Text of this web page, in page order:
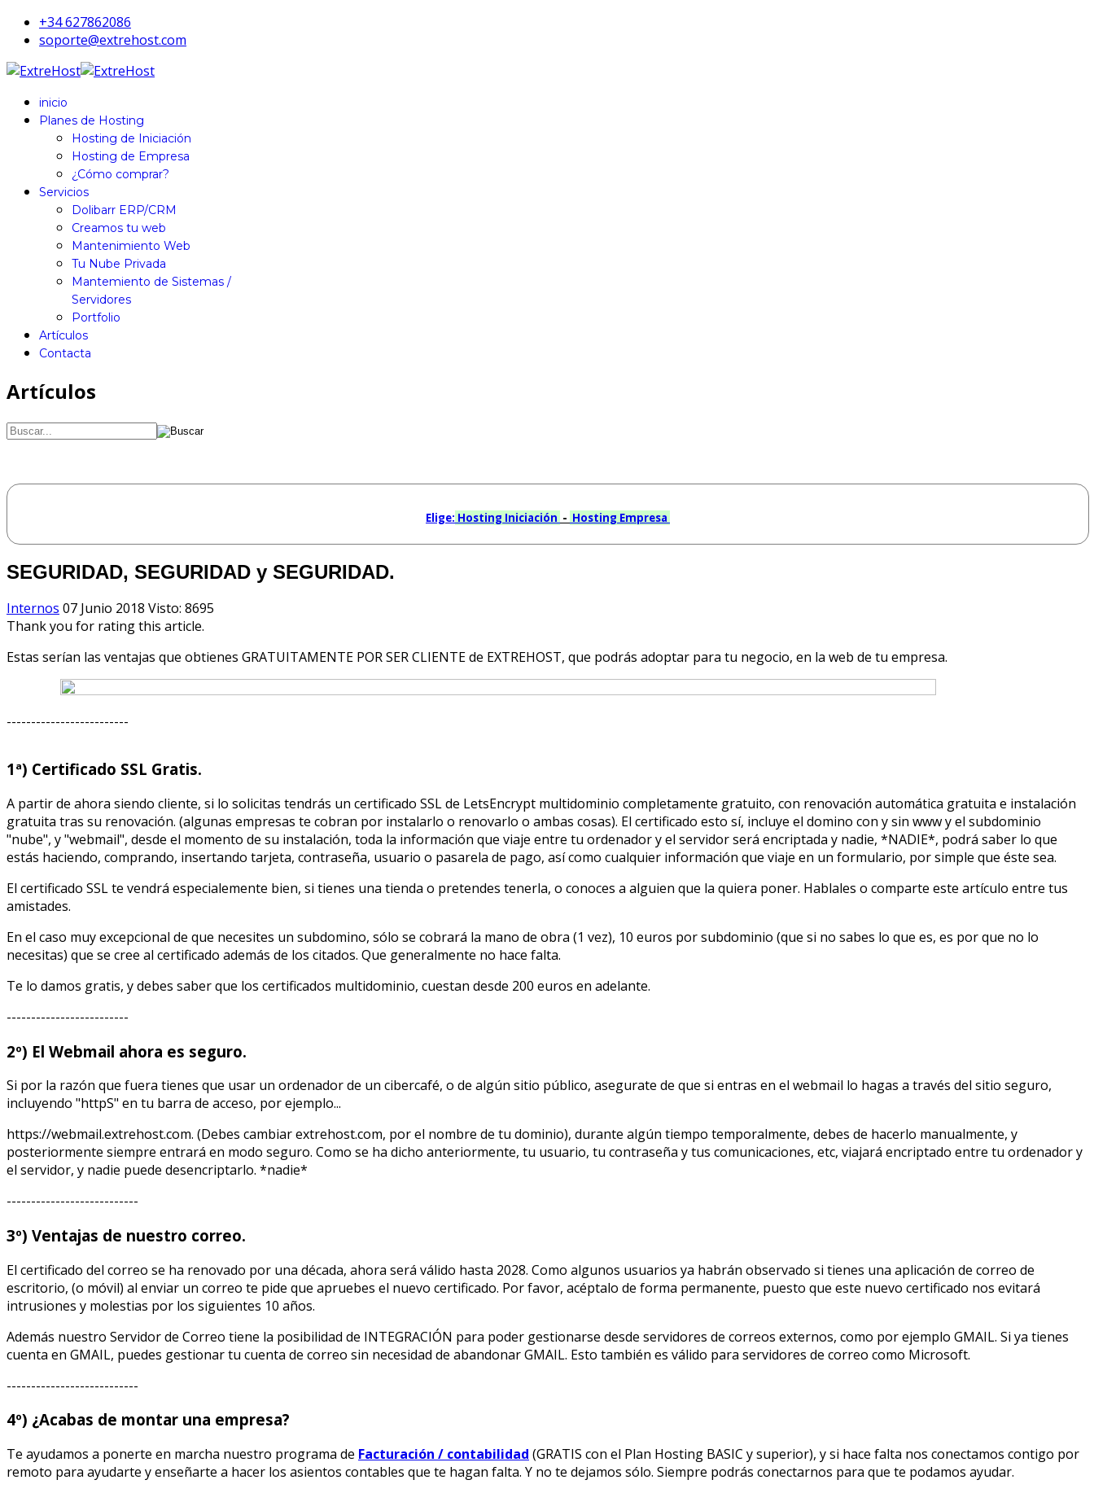
+34 627862086
soporte@extrehost.com
inicio
Planes de Hosting
Hosting de Iniciación
Hosting de Empresa
¿Cómo comprar?
Servicios
Dolibarr ERP/CRM
Creamos tu web
Mantenimiento Web
Tu Nube Privada
Mantemiento de Sistemas /
Servidores
Portfolio
Artículos
Contacta
Artículos
Elige: Hosting Iniciación - Hosting Empresa
SEGURIDAD, SEGURIDAD y SEGURIDAD.
Internos 07 Junio 2018 Visto: 8695
Thank you for rating this article.
Estas serían las ventajas que obtienes GRATUITAMENTE POR SER CLIENTE de EXTREHOST, que podrás adoptar para tu negocio, en la web de tu empresa.
-------------------------
1ª) Certificado SSL Gratis.
A partir de ahora siendo cliente, si lo solicitas tendrás un certificado SSL de LetsEncrypt multidominio completamente gratuito, con renovación automática gratuita e instalación
gratuita tras su renovación. (algunas empresas te cobran por instalarlo o renovarlo o ambas cosas). El certificado esto sí, incluye el domino con y sin www y el subdominio
"nube", y "webmail", desde el momento de su instalación, toda la información que viaje entre tu ordenador y el servidor será encriptada y nadie, *NADIE*, podrá saber lo que
estás haciendo, comprando, insertando tarjeta, contraseña, usuario o pasarela de pago, así como cualquier información que viaje en un formulario, por simple que éste sea.
El certificado SSL te vendrá especialemente bien, si tienes una tienda o pretendes tenerla, o conoces a alguien que la quiera poner. Hablales o comparte este artículo entre tus
amistades.
En el caso muy excepcional de que necesites un subdomino, sólo se cobrará la mano de obra (1 vez), 10 euros por subdominio (que si no sabes lo que es, es por que no lo
necesitas) que se cree al certificado además de los citados. Que generalmente no hace falta.
Te lo damos gratis, y debes saber que los certificados multidominio, cuestan desde 200 euros en adelante.
-------------------------
2º) El Webmail ahora es seguro.
Si por la razón que fuera tienes que usar un ordenador de un cibercafé, o de algún sitio público, asegurate de que si entras en el webmail lo hagas a través del sitio seguro,
incluyendo "httpS" en tu barra de acceso, por ejemplo...
https://webmail.extrehost.com. (Debes cambiar extrehost.com, por el nombre de tu dominio), durante algún tiempo temporalmente, debes de hacerlo manualmente, y
posteriormente siempre entrará en modo seguro. Como se ha dicho anteriormente, tu usuario, tu contraseña y tus comunicaciones, etc, viajará encriptado entre tu ordenador y
el servidor, y nadie puede desencriptarlo. *nadie*
---------------------------
3º) Ventajas de nuestro correo.
El certificado del correo se ha renovado por una década, ahora será válido hasta 2028. Como algunos usuarios ya habrán observado si tienes una aplicación de correo de
escritorio, (o móvil) al enviar un correo te pide que apruebes el nuevo certificado. Por favor, acéptalo de forma permanente, puesto que este nuevo certificado nos evitará
intrusiones y molestias por los siguientes 10 años.
Además nuestro Servidor de Correo tiene la posibilidad de INTEGRACIÓN para poder gestionarse desde servidores de correos externos, como por ejemplo GMAIL. Si ya tienes
cuenta en GMAIL, puedes gestionar tu cuenta de correo sin necesidad de abandonar GMAIL. Esto también es válido para servidores de correo como Microsoft.
---------------------------
4º) ¿Acabas de montar una empresa?
Te ayudamos a ponerte en marcha nuestro programa de Facturación / contabilidad (GRATIS con el Plan Hosting BASIC y superior), y si hace falta nos conectamos contigo por
remoto para ayudarte y enseñarte a hacer los asientos contables que te hagan falta. Y no te dejamos sólo. Siempre podrás conectarnos para que te podamos ayudar.